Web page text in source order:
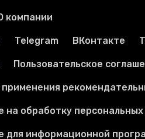
компании
Telegram ВКонтакте
Пользовательское
на обработку
для информационной